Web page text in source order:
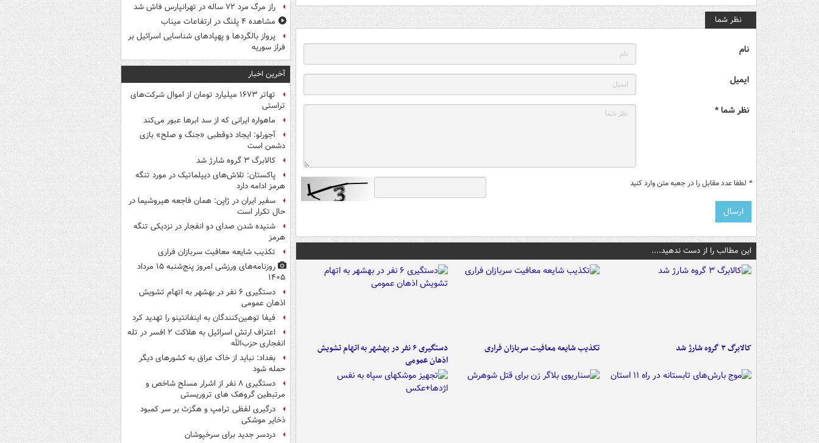
نظر شما
نام
ایمیل
نظر شما *
* لطفا عدد مقابل را در جعبه متن وارد کنید
این مطالب را از دست ندهید....
کالابرگ ۳ گروه شارژ شد تکذیب شایعه معافیت سربازان فراری
دستگیری ۶ نفر در بهشهر به اتهام تشویش
اذهان عمومی
راز مرگ مرد ۷۲ ساله در تهرانپارس فاش شد
مشاهده ۴ پلنگ در ارتفاعات میناب
پرواز بالگردها و پهپادهای شناسایی اسرائیل بر
فراز سوریه
آخرین اخبار
تهاتر ۱۶۷۳ میلیارد تومان از اموال شرکت‌های
تراستی
ماهواره ایرانی که از سد ابرها عبور می‌کند
آجورلو: ایجاد دوقطبی «جنگ و صلح‌» بازی
دشمن است
کالابرگ ۳ گروه شارژ شد
پاکستان: تلاش‌های دیپلماتیک در مورد تنگه
هرمز ادامه دارد
سفیر ایران در ژاپن: همان فاجعه هیروشیما در
حال تکرار است
شنیده شدن صدای دو انفجار در نزدیکی تنگه
هرمز
تکذیب شایعه معافیت سربازان فراری
روزنامه‌های ورزشی امروز پنج‌شنبه ۱۵ مرداد
۱۴۰۵
دستگیری ۶ نفر در بهشهر به اتهام تشویش
اذهان عمومی
فیفا توهین‌کنندگان به اینفانتینو را تهدید کرد
اعتراف ارتش اسرائیل به هلاکت ۲ افسر در تله
انفجاری حزب‌الله
بغداد: نباید از خاک عراق به کشورهای دیگر
حمله شود
دستگیری ۸ نفر از اشرار مسلح شاخص و
مرتبطین گروهک های تروریستی
درگیری لفظی ترامپ و هگزث بر سر کمبود
ذخایر موشکی
دردسر جدید برای سرخپوشان